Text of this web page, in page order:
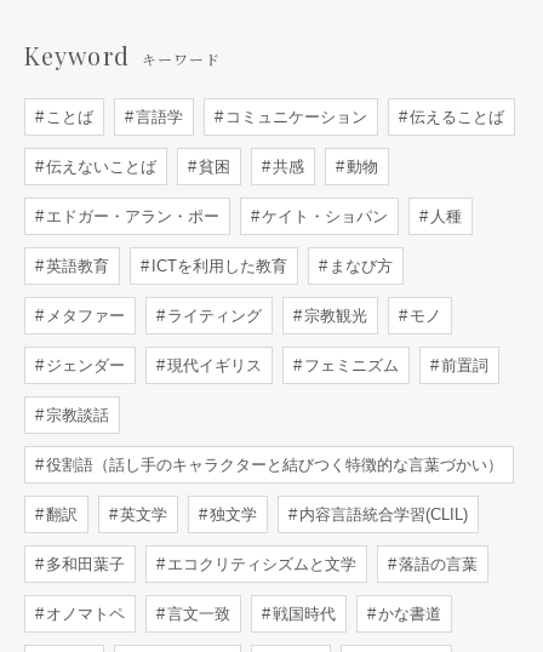
Keyword キーワード
ことば 言語学 コミュニケーション 伝えることば
伝えないことば 貧困 共感 動物
エドガー・アラン・ポー ケイト・ショパン 人種
英語教育 ICTを利用した教育 まなび方
メタファー ライティング 宗教観光 モノ
ジェンダー 現代イギリス フェミニズム 前置詞
宗教談話
役割語（話し手のキャラクターと結びつく特徴的な言葉づかい）
翻訳 英文学 独文学 内容言語統合学習(CLIL)
多和田葉子 エコクリティシズムと文学 落語の言葉
オノマトペ 言文一致 戦国時代 かな書道